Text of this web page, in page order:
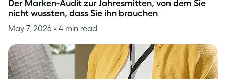
Der Marken-Audit zur Jahresmitten, von dem Sie
nicht wussten, dass Sie ihn brauchen
May 7, 2026 • 4 min read